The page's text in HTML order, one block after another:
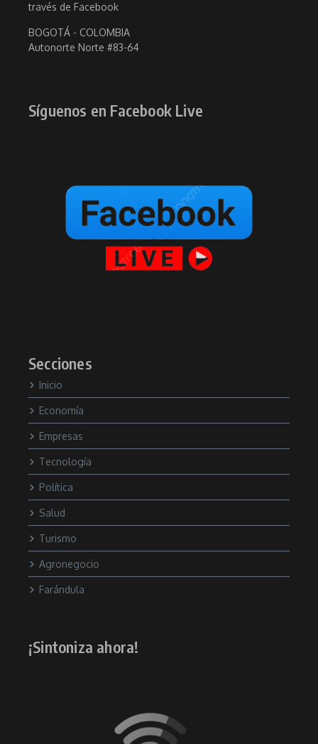
través de Facebook
BOGOTÁ - COLOMBIA
Autonorte Norte #83-64
Síguenos en Facebook Live
Secciones
Inicio
Economía
Empresas
Tecnología
Política
Salud
Turismo
Agronegocio
Farándula
¡Sintoniza ahora!